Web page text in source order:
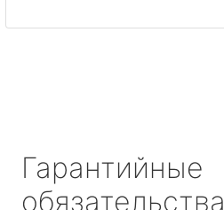
Гарантийные
обязательства